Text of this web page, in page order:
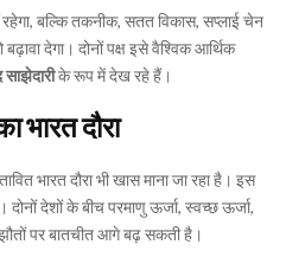
बल्कि तकनीक, सतत विकास, सप्लाई चेन
देगा। दोनों पक्ष इसे वैश्विक आर्थिक
के रूप में देख रहे हैं।
भारत दौरा
भारत दौरा भी खास माना जा रहा है। इस
दोनों देशों के बीच परमाणु ऊर्जा, स्वच्छ ऊर्जा,
पर बातचीत आगे बढ़ सकती है।